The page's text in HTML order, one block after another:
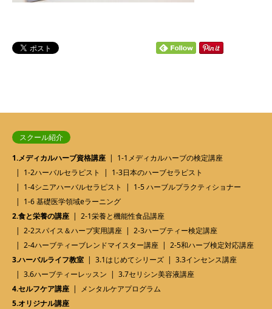
スクール紹介
1.メディカルハーブ資格講座
1-1メディカルハーブの検定講座
1-2ハーバルセラピスト
1-3日本のハーブセラピスト
1-4シニアハーバルセラピスト
1-5 ハーブルプラクティショナー
1-6 基礎医学領域eラーニング
2.食と栄養の講座
2-1栄養と機能性食品講座
2-2スパイス＆ハーブ実用講座
2-3ハーブティー検定講座
2-4ハーブティーブレンドマイスター講座
2-5和ハーブ検定対応講座
3.ハーバルライフ教室
3.1はじめてシリーズ
3.3インセンス講座
3.6ハーブティーレッスン
3.7セリシン美容液講座
4.セルフケア講座
メンタルケアプログラム
5.オリジナル講座